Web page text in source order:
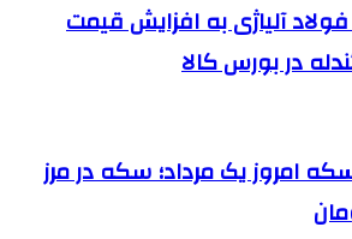
آلیاژی به افزایش قیمت
در بورس کالا
امروز یک مرداد؛ سکه در مرز